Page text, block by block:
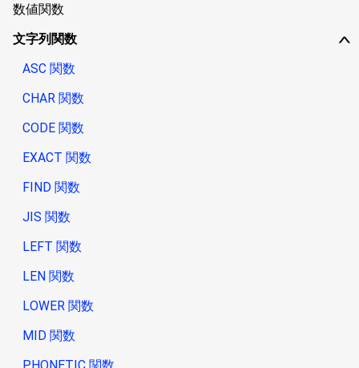
数値関数
∨
文字列関数
ASC 関数
CHAR 関数
CODE 関数
EXACT 関数
FIND 関数
JIS 関数
LEFT 関数
LEN 関数
LOWER 関数
MID 関数
PHONETIC 関数